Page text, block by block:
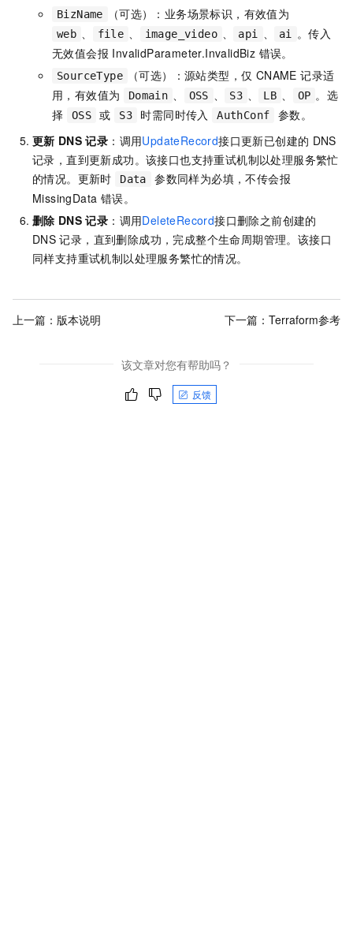
BizName （可选）：业务场景标识，有效值为
web file image_video api ai
。传入
无效值会报 InvalidParameter.InvalidBiz 错误。
SourceType
（可选）：源站类型，仅 CNAME 记录适
用，有效值为
Domain OSS S3 LB OP 。选
择
OSS 或 S3 时需同时传入 AuthConf
参数。
更新 DNS 记录 ：调用UpdateRecord接口更新已创建的 DNS
记录，直到更新成功。该接口也支持重试机制以处理服务繁忙
的情况。更新时
Data
参数同样为必填，不传会报
MissingData 错误。
删除 DNS 记录 ：调用DeleteRecord接口删除之前创建的
DNS 记录，直到删除成功，完成整个生命周期管理。该接口
同样支持重试机制以处理服务繁忙的情况。
上一篇： 版本说明 下一篇： Terraform参考
该文章对您有帮助吗？
反馈